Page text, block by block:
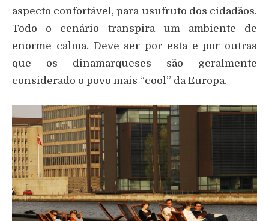
aspecto confortável, para usufruto dos cidadãos.
Todo o cenário transpira um ambiente de
enorme calma. Deve ser por esta e por outras
que os dinamarqueses são geralmente
considerado o povo mais “cool” da Europa.